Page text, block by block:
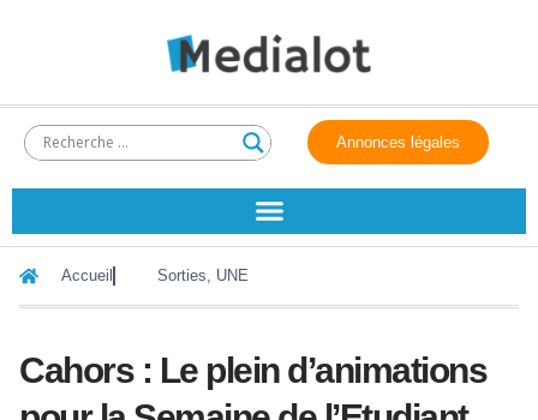
Annonces légales
Accueil Sorties, UNE
Cahors : Le plein d’animations